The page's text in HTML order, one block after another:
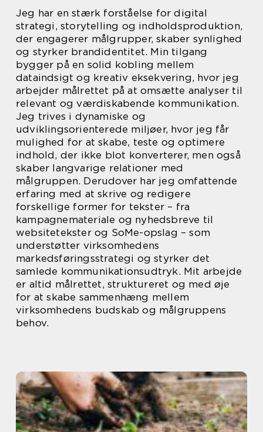
Jeg har en stærk forståelse for digital
strategi, storytelling og indholdsproduktion,
der engagerer målgrupper, skaber synlighed
og styrker brandidentitet. Min tilgang
bygger på en solid kobling mellem
dataindsigt og kreativ eksekvering, hvor jeg
arbejder målrettet på at omsætte analyser til
relevant og værdiskabende kommunikation.
Jeg trives i dynamiske og
udviklingsorienterede miljøer, hvor jeg får
mulighed for at skabe, teste og optimere
indhold, der ikke blot konverterer, men også
skaber langvarige relationer med
målgruppen. Derudover har jeg omfattende
erfaring med at skrive og redigere
forskellige former for tekster – fra
kampagnemateriale og nyhedsbreve til
websitetekster og SoMe-opslag – som
understøtter virksomhedens
markedsføringsstrategi og styrker det
samlede kommunikationsudtryk. Mit arbejde
er altid målrettet, struktureret og med øje
for at skabe sammenhæng mellem
virksomhedens budskab og målgruppens
behov.